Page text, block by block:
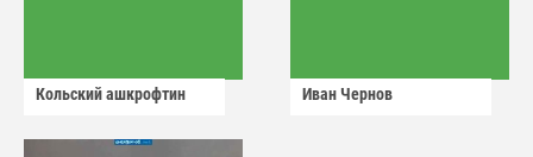
Кольский ашкрофтин Иван Чернов